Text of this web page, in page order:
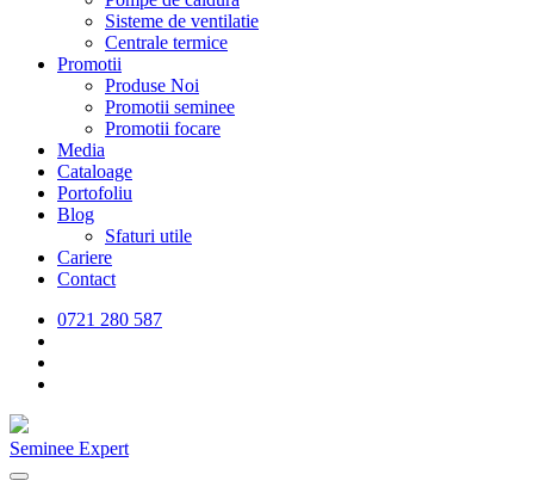
Sisteme de ventilatie
Centrale termice
Promotii
Produse Noi
Promotii seminee
Promotii focare
Media
Cataloage
Portofoliu
Blog
Sfaturi utile
Cariere
Contact
0721 280 587
Seminee Expert